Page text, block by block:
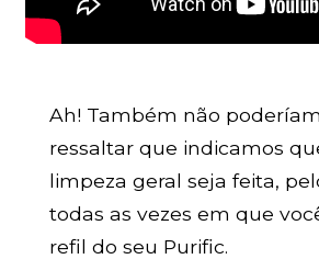
Ah! Também não
ressaltar que indicamos
limpeza geral seja feita,
todas as vezes em que
refil do seu Purific.